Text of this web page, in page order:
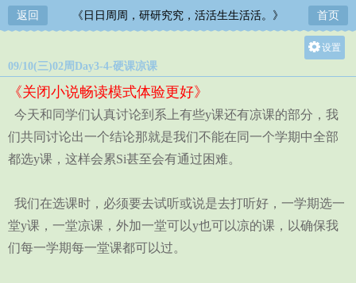
返回 《日日周周，研研究究，活活生生活活。》 首页
设置
中
小
09/10(三)02周Day3-4-硬课凉课
《关闭小说畅读模式体验更好》
今天和同学们认真讨论到系上有些y课还有凉课的部分，我
们共同讨论出一个结论那就是我们不能在同一个学期中全部
都选y课，这样会累Si甚至会有通过困难。
我们在选课时，必须要去试听或说是去打听好，一学期选一
堂y课，一堂凉课，外加一堂可以y也可以凉的课，以确保我
们每一学期每一堂课都可以过。